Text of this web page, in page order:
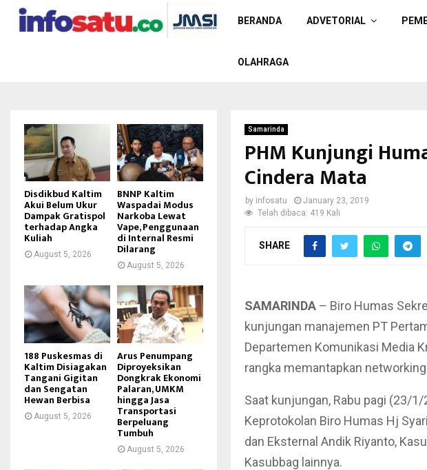
BERANDA ADVETORIAL
OLAHRAGA
Samarinda
PHM Kunjungi
Cindera Mata
by infosatu
January 23, 2019
Telah dibaca: 419 Kali
SHARE
SAMARINDA – Biro Humas
kunjungan manajemen PT
Departemen Komunikasi Media
rangka memantapkan
Saat kunjungan, Rabu pagi (23/
Keprotokolan Biro Humas Hj
dan Eksternal Andik Riyanto,
Kasubbag lainnya.
Disdikbud Kaltim
Akui Belum Ukur
Dampak Gratispol
terhadap Angka
Kuliah
August 5, 2026
BNNP Kaltim
Waspadai Modus
Narkoba Lewat
Vape, Penggunaan
di Internal Resmi
Dilarang
August 5, 2026
188 Puskesmas di
Kaltim Disiagakan
Tangani Gigitan
dan Sengatan
Hewan Berbisa
August 5, 2026
Arus Penumpang
Diproyeksikan
Dongkrak Ekonomi
Palaran, UMKM
hingga Jasa
Transportasi
Berpeluang
Tumbuh
August 5, 2026